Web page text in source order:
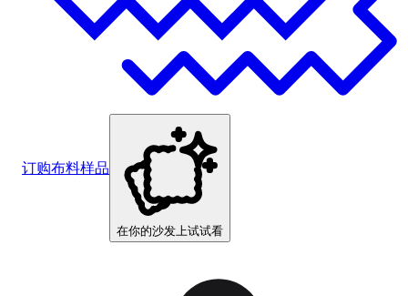
订购布料样品
在你的沙发上试试看